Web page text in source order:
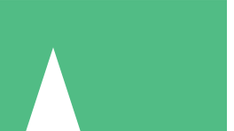
10 Downloads
20 00